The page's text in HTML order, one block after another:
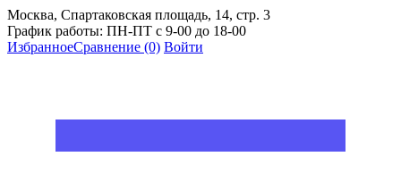
Москва, Спартаковская площадь, 14, стр. 3
График работы: ПН-ПТ с 9-00 до 18-00
ИзбранноеСравнение (0) Войти